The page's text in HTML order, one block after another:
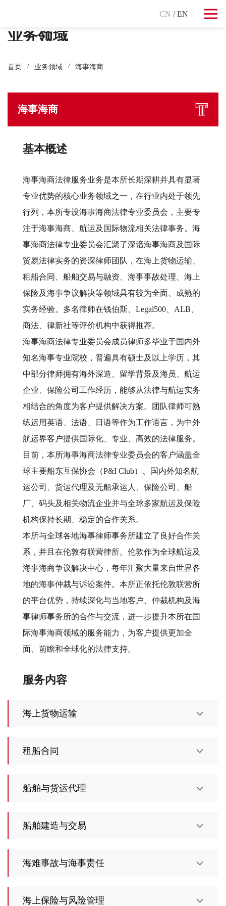
CN / EN
业务领域
首页 业务领域 海事海商
海事海商
基本概述
海事海商法律服务业务是本所长期深耕并具有显著
专业优势的核心业务领域之一，在行业内处于领先
行列，本所专设海事海商法律专业委员会，主要专
注于海事海商、航运及国际物流相关法律事务。海
事海商法律专业委员会汇聚了深谙海事海商及国际
贸易法律实务的资深律师团队，在海上货物运输、
租船合同、船舶交易与融资、海事事故处理、海上
保险及海事争议解决等领域具有较为全面、成熟的
实务经验。多名律师在钱伯斯、Legal500、ALB、
商法、律新社等评价机构中获得推荐。
海事海商法律专业委员会成员律师多毕业于国内外
知名海事专业院校，普遍具有硕士及以上学历，其
中部分律师拥有海外深造、留学背景及海员、航运
企业、保险公司工作经历，能够从法律与航运实务
相结合的角度为客户提供解决方案。团队律师可熟
练运用英语、法语、日语等作为工作语言，为中外
航运界客户提供国际化、专业、高效的法律服务。
目前，本所海事海商法律专业委员会的客户涵盖全
球主要船东互保协会（P&I Club）、国内外知名航
运公司、货运代理及无船承运人、保险公司、船
厂、码头及相关物流企业并与全球多家航运及保险
机构保持长期、稳定的合作关系。
本所与全球各地海事律师事务所建立了良好合作关
系，并且在伦敦有联营律所。伦敦作为全球航运及
海事海商争议解决中心，每年汇聚大量来自世界各
地的海事仲裁与诉讼案件。本所正依托伦敦联营所
的平台优势，持续深化与当地客户、仲裁机构及海
事律师事务所的合作与交流，进一步提升本所在国
际海事海商领域的服务能力，为客户提供更加全
面、前瞻和全球化的法律支持。
服务内容
海上货物运输
租船合同
船舶与货运代理
船舶建造与交易
海难事故与海事责任
海上保险与风险管理